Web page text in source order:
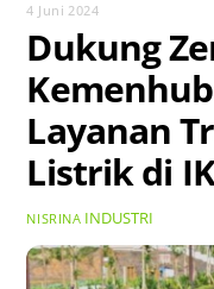
4 Juni 2024
Dukung
Layanan
Listrik di
NISRINA INDUSTRI